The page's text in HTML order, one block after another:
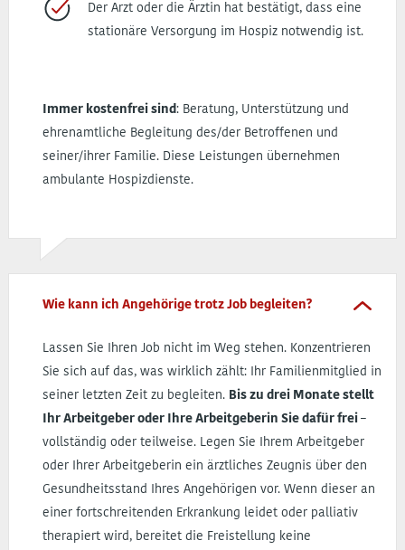
Der Arzt oder die Ärztin hat bestätigt, dass eine
stationäre Versorgung im Hospiz notwendig ist.
Immer kostenfrei sind: Beratung, Unterstützung und
ehrenamtliche Begleitung des/der Betroffenen und
seiner/ihrer Familie. Diese Leistungen übernehmen
ambulante Hospizdienste.
Wie kann ich Angehörige trotz Job begleiten?
Lassen Sie Ihren Job nicht im Weg stehen. Konzentrieren
Sie sich auf das, was wirklich zählt: Ihr Familienmitglied in
seiner letzten Zeit zu begleiten. Bis zu drei Monate stellt
Ihr Arbeitgeber oder Ihre Arbeitgeberin Sie dafür frei –
vollständig oder teilweise. Legen Sie Ihrem Arbeitgeber
oder Ihrer Arbeitgeberin ein ärztliches Zeugnis über den
Gesundheitsstand Ihres Angehörigen vor. Wenn dieser an
einer fortschreitenden Erkrankung leidet oder palliativ
therapiert wird, bereitet die Freistellung keine